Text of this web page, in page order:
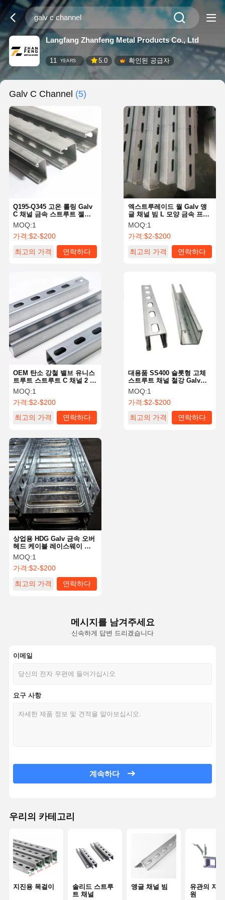
Langfang Zhanfeng Metal Products Co., Ltd
11 YEARS 5.0 확인된 공급자
Galv C Channel (5)
Q195-Q345 고온 롤링 Galv
C 채널 금속 스트루트 젤리
화 철
MOQ:1
가격:$2-$200
최고의 가격
연락하다
엑스트루레이드 월 Galv 앵
글 채널 빔 L 모양 금속 프레
임
MOQ:1
가격:$2-$200
최고의 가격
연락하다
OEM 탄소 강철 밸브 유니스
트루트 스트루트 C 채널 2 인
치
MOQ:1
가격:$2-$200
최고의 가격
연락하다
대용품 SS400 슬롯형 고체
스트루트 채널 철강 Galv
Unistrut 건설용
MOQ:1
가격:$2-$200
최고의 가격
연락하다
상업용 HDG Galv 금속 오버
헤드 케이블 레이스웨이 트
레이 Gi 사다리 유형
MOQ:1
가격:$2-$200
최고의 가격
연락하다
메시지를 남겨주세요
신속하게 답변 드리겠습니다
이메일
요구 사항
계속하다
우리의 카테고리
지진용 목걸이
솔리드 스트루
트 채널
앵글 채널 빔
유관의 지
원